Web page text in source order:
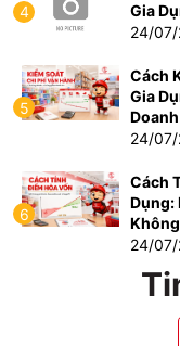
4
Gia
24/
5
Cách
Gia
24/
6
Cách
Dụng:
24/